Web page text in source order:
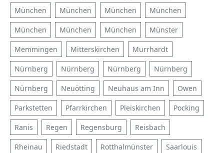
München München München München
München München München Münster
Memmingen Mitterskirchen Murrhardt
Nürnberg Nürnberg Nürnberg Nürnberg
Nürnberg Neuötting Neuhaus am Inn Owen
Parkstetten Pfarrkirchen Pleiskirchen Pocking
Ranis Regen Regensburg Reisbach
Rheinau Riedstadt Rotthalmünster Saarlouis